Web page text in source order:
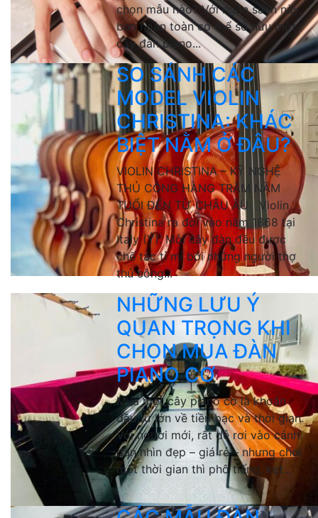
chọn mẫu nào? Với ngân sách này,
bạn hoàn toàn có thể sở hữu một
cây đàn piano...
SO SÁNH CÁC
MODEL VIOLIN
CHRISTINA: KHÁC
BIỆT NẰM Ở ĐÂU?
VIOLIN CHRISTINA – KỸ NGHỆ
THỦ CÔNG HÀNG TRĂM NĂM
TUỔI ĐẾN TỪ CHÂU ÂU Violin
Christina ra đời vào năm 1868 tại
Italy (Ý). Mỗi cây đàn đều được
chế tác tỉ mỉ bởi những người thợ
thủ công...
NHỮNG LƯU Ý
QUAN TRỌNG KHI
CHỌN MUA ĐÀN
PIANO CƠ
Mua một cây piano cơ là khoản
đầu tư lớn về tiền bạc và thời gian.
Với người mới, rất dễ rơi vào cảnh:
đàn nhìn đẹp – giá rẻ – nhưng chơi
một thời gian thì phô tiếng, kẹt...